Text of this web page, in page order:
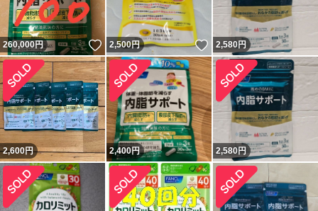
260,000円 いいね！
2,500円 いいね！
2,580円
2,600円 2,400円 2,580円